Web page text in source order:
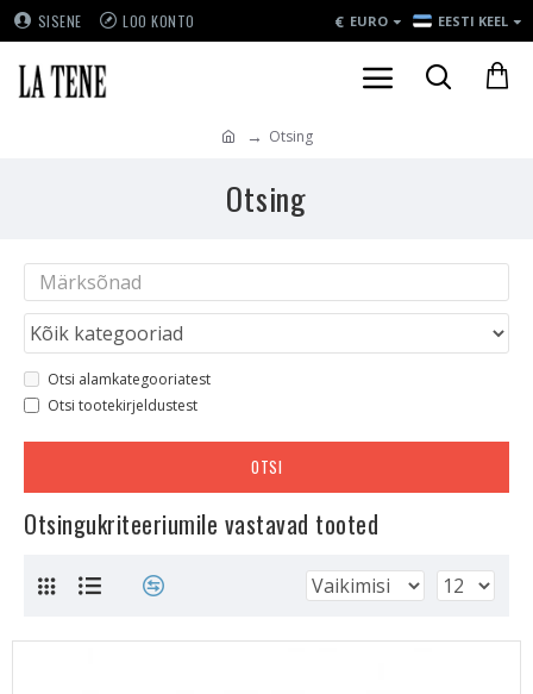
SISENE LOO KONTO € EURO EESTI KEEL
Otsing
Otsing
Otsi alamkategooriatest
Otsi tootekirjeldustest
OTSI
Otsingukriteeriumile vastavad tooted